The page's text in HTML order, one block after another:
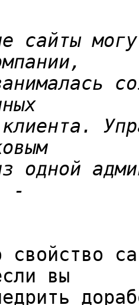
сайты
одной
свойство
вы